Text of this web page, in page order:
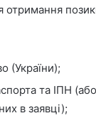
отримання
(України);
та ІПН
в заявці);